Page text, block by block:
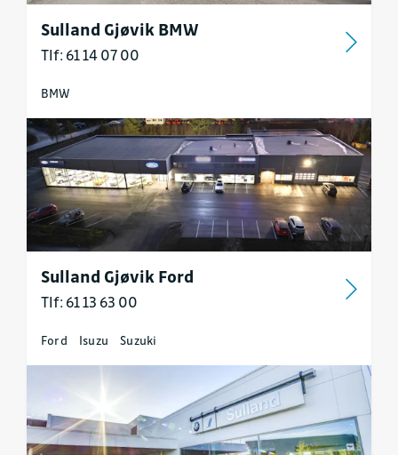
Sulland Gjøvik BMW
Tlf: 61 14 07 00
BMW
Sulland Gjøvik Ford
Tlf: 61 13 63 00
Ford Isuzu Suzuki